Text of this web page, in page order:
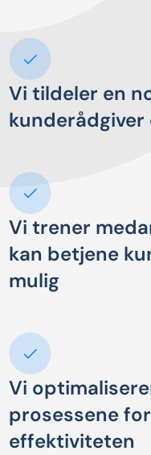
Vi tildeler en
Vi trener
kan betjene
mulig
Vi
prosessene
effektiviteten